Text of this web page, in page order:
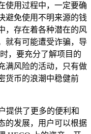
使用过程中，一定要确
避免使用不明来源的钱
，存在着各种潜在的风
就有可能遭受诈骗，导
，要充分了解项目的
满风险的活动，只有做
货币的浪潮中稳健前
提供了更多的便利和
的发展，用户可以根据